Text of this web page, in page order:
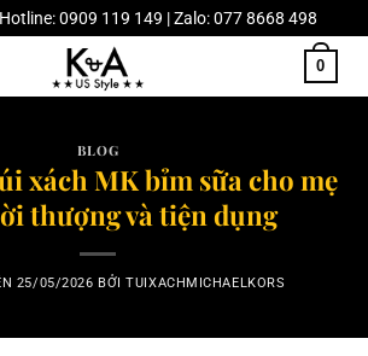
Hotline: 0909 119 149 | Zalo: 077 8668 498
0
BLOG
xách MK bỉm sữa cho mẹ
thượng và tiện dụng
25/05/2026 BỞITUIXACHMICHAELKORS